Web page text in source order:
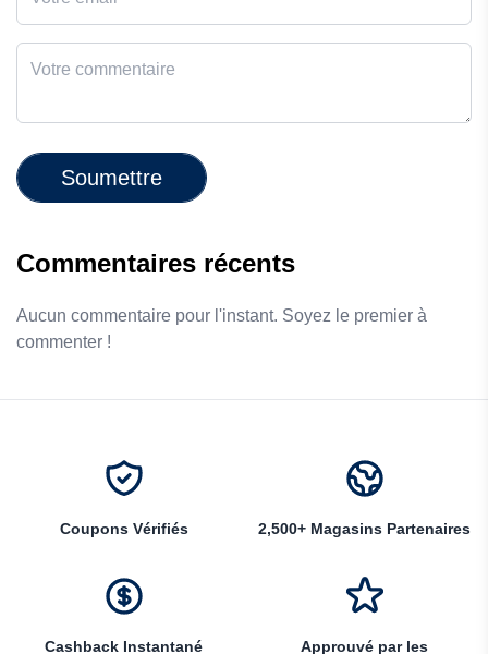
Soumettre
Commentaires récents
Aucun commentaire pour l'instant. Soyez le premier à
commenter !
Coupons Vérifiés 2,500+ Magasins Partenaires
Cashback Instantané
Approuvé par les